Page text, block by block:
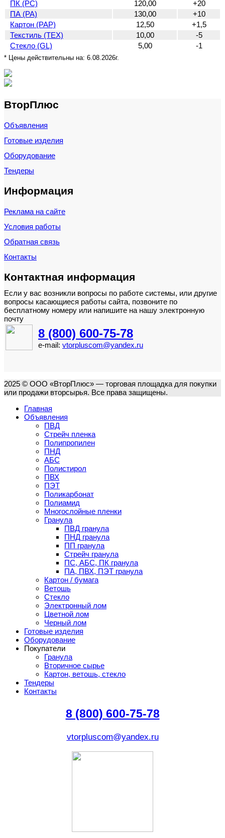
ПК (PC)
120,00
+20
ПА (PA)
130,00
+10
Картон (PAP)
12,50
+1,5
Текстиль (TEX)
10,00
-5
Стекло (GL)
5,00 -1
* Цены действительны на: 6.08.2026г.
ВторПлюс
Объявления
Готовые изделия
Оборудование
Тендеры
Информация
Реклама на сайте
Условия работы
Обратная связь
Контакты
Контактная информация
Если у вас возникли вопросы по работе системы, или другие
вопросы касающиеся работы сайта, позвоните по
бесплатному номеру или напишите на нашу электронную
почту
8 (800) 600-75-78
e-mail: vtorpluscom@yandex.ru
2025 © ООО «ВторПлюс» — торговая площадка для покупки
или продажи вторсырья. Все права защищены.
Главная
Объявления
ПВД
Стрейч пленка
Полипропилен
ПНД
АБС
Полистирол
ПВХ
ПЭТ
Поликарбонат
Полиамид
Многослойные пленки
Гранула
ПВД гранула
ПНД гранула
ПП гранула
Стрейч гранула
ПС, АБС, ПК гранула
ПА, ПВХ, ПЭТ гранула
Картон / бумага
Ветошь
Стекло
Электронный лом
Цветной лом
Черный лом
Готовые изделия
Оборудование
Покупатели
Гранула
Вторичное сырье
Картон, ветошь, стекло
Тендеры
Контакты
8 (800) 600-75-78
vtorpluscom@yandex.ru